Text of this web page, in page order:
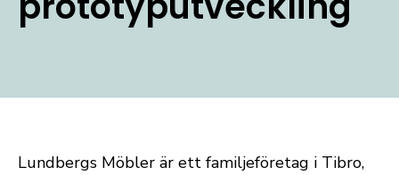
Lundbergs Möbler är ett familjeföretag i Tibro,